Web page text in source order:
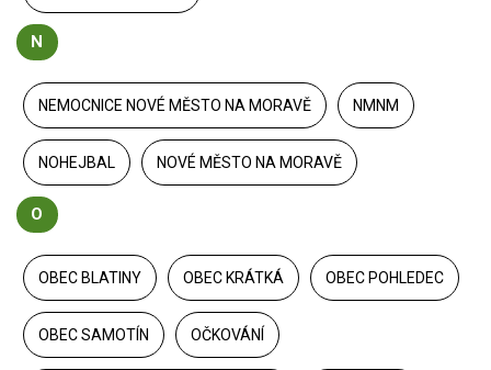
N
NEMOCNICE NOVÉ MĚSTO NA MORAVĚ NMNM
NOHEJBAL NOVÉ MĚSTO NA MORAVĚ
O
OBEC BLATINY OBEC KRÁTKÁ OBEC POHLEDEC
OBEC SAMOTÍN OČKOVÁNÍ